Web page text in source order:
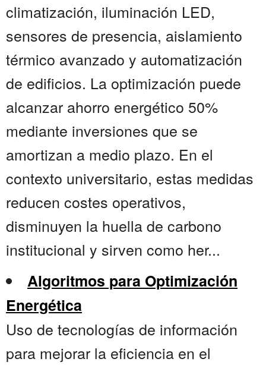
climatización, iluminación LED,
sensores de presencia, aislamiento
térmico avanzado y automatización
de edificios. La optimización puede
alcanzar ahorro energético 50%
mediante inversiones que se
amortizan a medio plazo. En el
contexto universitario, estas medidas
reducen costes operativos,
disminuyen la huella de carbono
institucional y sirven como her...
Algoritmos para Optimización
Energética
Uso de tecnologías de información
para mejorar la eficiencia en el